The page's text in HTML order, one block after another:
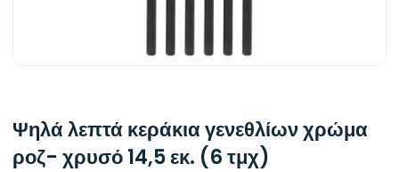
Ψηλά λεπτά κεράκια γενεθλίων χρώμα
ροζ- χρυσό 14,5 εκ. (6 τμχ)